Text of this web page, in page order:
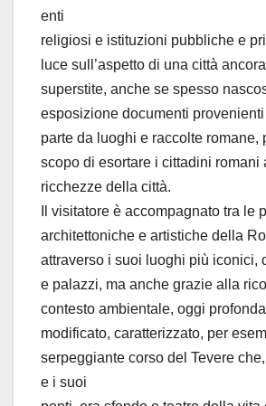
enti
religiosi e istituzioni pubbliche e
luce sull’aspetto di una città
superstite, anche se spesso
esposizione documenti
parte da luoghi e raccolte romane,
scopo di esortare i cittadini romani
ricchezze della città.
Il visitatore è accompagnato tra le
architettoniche e artistiche della
attraverso i suoi luoghi più iconici,
e palazzi, ma anche grazie alla
contesto ambientale, oggi
modificato, caratterizzato, per
serpeggiante corso del Tevere
e i suoi